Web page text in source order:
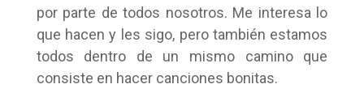
por parte de todos nosotros. Me interesa lo
que hacen y les sigo, pero también estamos
todos dentro de un mismo camino que
consiste en hacer canciones bonitas.